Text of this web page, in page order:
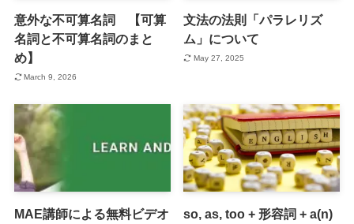
意外な不可算名詞 【可算
名詞と不可算名詞のまと
め】
March 9, 2026
文法の法則「パラレリズ
ム」について
May 27, 2025
MAE講師による無料ビデオ
so, as, too + 形容詞 + a(n)